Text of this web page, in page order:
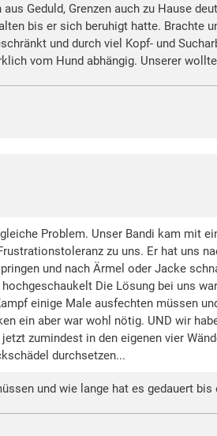
Geduld, Grenzen auch zu Hause
bis er sich beruhigt hatte. Brachte
und durch viel Kopf- und
vom Hund abhängig. Unserer
Problem. Unser Bandi kam mit
zu uns. Er hat uns
und nach Ärmel oder Jacke
Die Lösung bei uns
einige Male ausfechten müssen
ein aber war wohl nötig. UND wir
zumindest in den eigenen vier
durchsetzen...
und wie lange hat es gedauert